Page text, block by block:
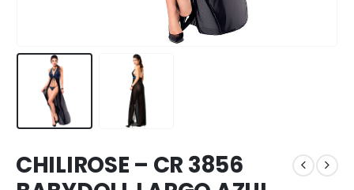
CHILIROSE – CR 3856